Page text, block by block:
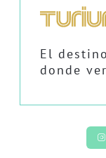
El
donde